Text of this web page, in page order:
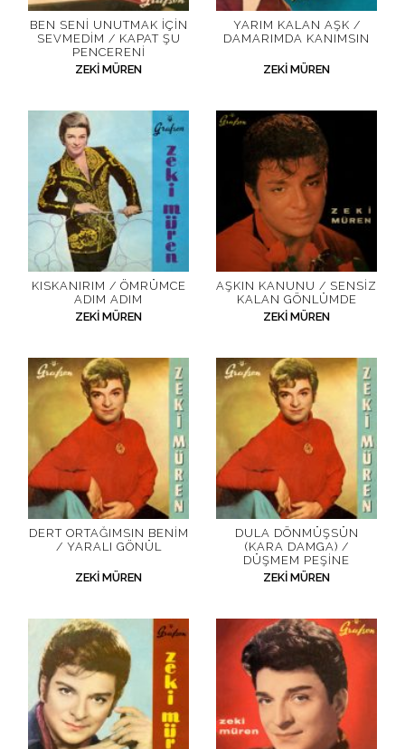
BEN SENI UNUTMAK İÇIN
SEVMEDIM / KAPAT ŞU
PENCERENI
ZEKI MÜREN
YARIM KALAN AŞK /
DAMARIMDA KANIMSIN
ZEKI MÜREN
KISKANIRIM / ÖMRÜMCE
ADIM ADIM
ZEKI MÜREN
AŞKIN KANUNU / SENSIZ
KALAN GÖNLÜMDE
ZEKI MÜREN
DERT ORTAĞIMSIN BENIM
/ YARALI GÖNÜL
ZEKI MÜREN
DULA DÖNMÜŞSÜN
(KARA DAMGA) /
DÜŞMEM PEŞINE
ZEKI MÜREN